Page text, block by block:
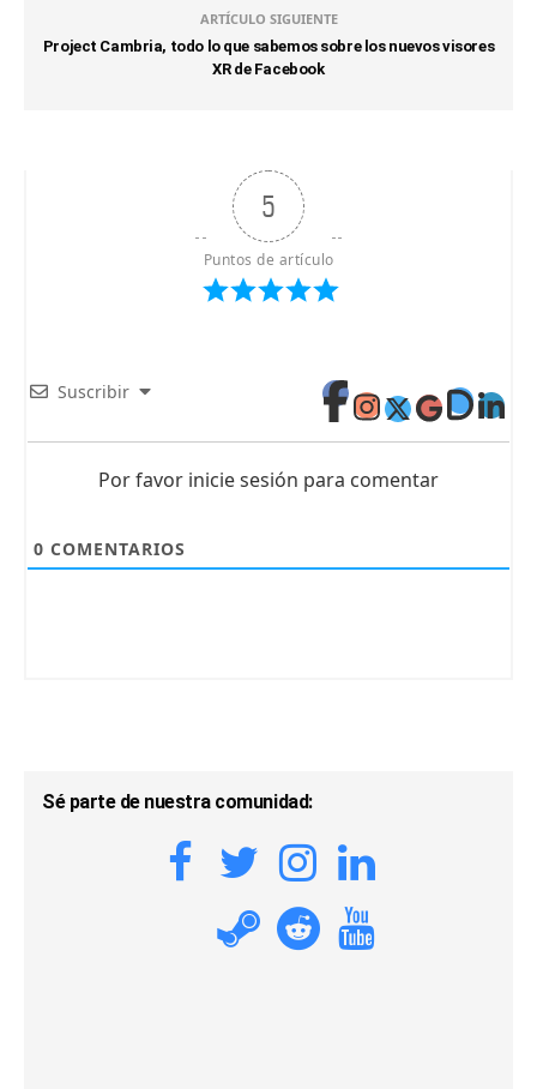
ARTÍCULO SIGUIENTE
Project Cambria, todo lo que sabemos sobre los nuevos visores
XR de Facebook
5
Puntos de artículo
Suscribir
Por favor inicie sesión para comentar
0 COMENTARIOS
Sé parte de nuestra comunidad: